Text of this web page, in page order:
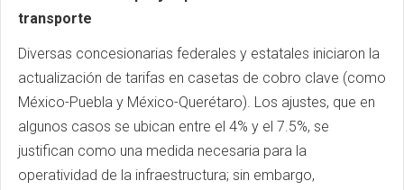
transporte
Diversas concesionarias federales y estatales iniciaron la
actualización de tarifas en casetas de cobro clave (como
México-Puebla y México-Querétaro). Los ajustes, que en
algunos casos se ubican entre el 4% y el 7.5%, se
justifican como una medida necesaria para la
operatividad de la infraestructura; sin embargo,